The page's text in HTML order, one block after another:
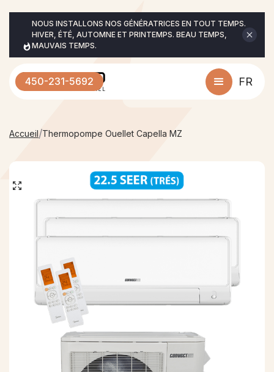
NOUS INSTALLONS NOS GÉNÉRATRICES EN TOUT TEMPS.
HIVER, ÉTÉ, AUTOMNE ET PRINTEMPS. BEAU TEMPS,
MAUVAIS TEMPS.
FR
450-231-5692
Accueil/Thermopompe Ouellet Capella MZ